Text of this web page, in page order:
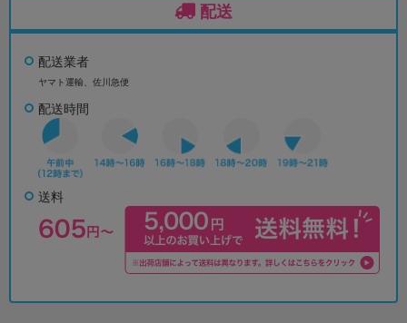
配送
配送業者
ヤマト運輸、佐川急便
配送時間
送料